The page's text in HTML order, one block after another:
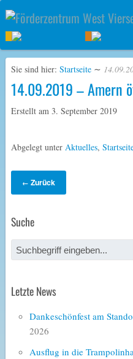
Sie sind hier: Startseite ∼
14.09.2019 – Amern
Erstellt am 3. September 2019
Abgelegt unter Aktuelles,
← Zurück
Suche
Letzte News
Dankeschönfest am
2026
Ausflug in die